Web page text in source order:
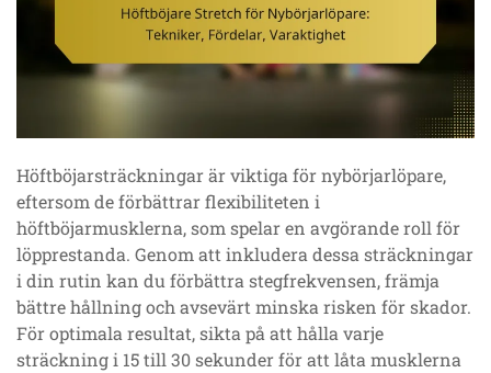
Höftböjarsträckningar är viktiga för nybörjarlöpare,
eftersom de förbättrar flexibiliteten i
höftböjarmusklerna, som spelar en avgörande roll för
löpprestanda. Genom att inkludera dessa sträckningar
i din rutin kan du förbättra stegfrekvensen, främja
bättre hållning och avsevärt minska risken för skador.
För optimala resultat, sikta på att hålla varje
sträckning i 15 till 30 sekunder för att låta musklerna